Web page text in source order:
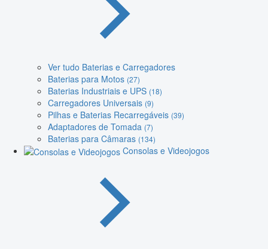
Ver tudo Baterias e Carregadores
Baterias para Motos (27)
Baterias Industriais e UPS (18)
Carregadores Universais (9)
Pilhas e Baterias Recarregáveis (39)
Adaptadores de Tomada (7)
Baterias para Câmaras (134)
Consolas e Videojogos